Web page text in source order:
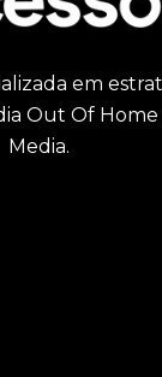
em
Out Of Home
Media.